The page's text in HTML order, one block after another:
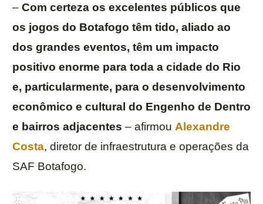
– Com certeza os excelentes públicos que
os jogos do Botafogo têm tido, aliado ao
dos grandes eventos, têm um impacto
positivo enorme para toda a cidade do Rio
e, particularmente, para o desenvolvimento
econômico e cultural do Engenho de Dentro
e bairros adjacentes – afirmou Alexandre
Costa, diretor de infraestrutura e operações da
SAF Botafogo.